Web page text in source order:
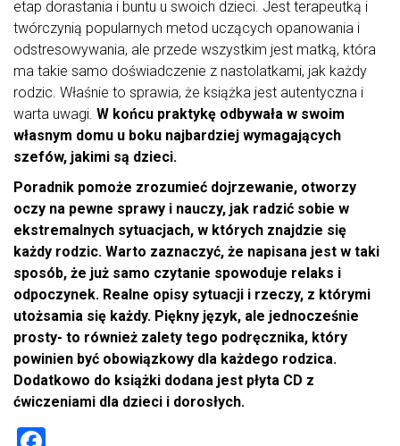
etap dorastania i buntu u swoich dzieci. Jest terapeutką i
twórczynią popularnych metod uczących opanowania i
odstresowywania, ale przede wszystkim jest matką, która
ma takie samo doświadczenie z nastolatkami, jak każdy
rodzic. Właśnie to sprawia, że książka jest autentyczna i
warta uwagi. W końcu praktykę odbywała w swoim
własnym domu u boku najbardziej wymagających
szefów, jakimi są dzieci.
Poradnik pomoże zrozumieć dojrzewanie, otworzy
oczy na pewne sprawy i nauczy, jak radzić sobie w
ekstremalnych sytuacjach, w których znajdzie się
każdy rodzic. Warto zaznaczyć, że napisana jest w taki
sposób, że już samo czytanie spowoduje relaks i
odpoczynek. Realne opisy sytuacji i rzeczy, z którymi
utożsamia się każdy. Piękny język, ale jednocześnie
prosty- to również zalety tego podręcznika, który
powinien być obowiązkowy dla każdego rodzica.
Dodatkowo do książki dodana jest płyta CD z
ćwiczeniami dla dzieci i dorosłych.